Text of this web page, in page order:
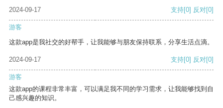
2024-09-17
支持[0] 反对[0]
游客
这款app是我社交的好帮手，让我能够与朋友保持联系，分享生活点滴。
2024-09-17 支持[0] 反对[0]
游客
这款app的课程非常丰富，可以满足我不同的学习需求，让我能够找到自
己感兴趣的知识。